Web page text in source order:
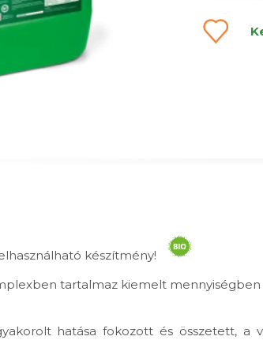
készítmény!
tartalmaz kiemelt
hatása fokozott és összetett, a